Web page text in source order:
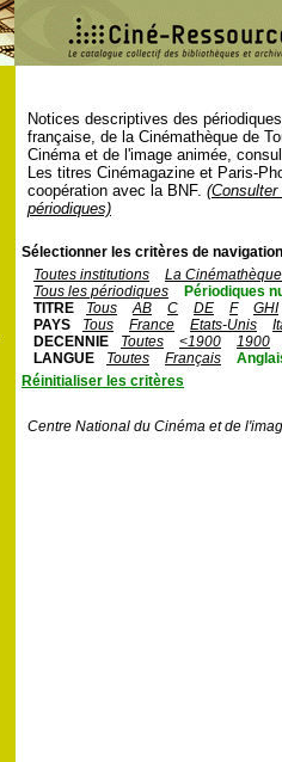
Notices descriptives des
française, de la Cinémathèque de
Cinéma et de l'image animée,
Les titres Cinémagazine et Paris-
coopération avec la BNF.
périodiques)
Sélectionner les critères de
Toutes institutions
La
Tous les périodiques
Périodiques
TITRE
Tous AB C DE F
GHI
PAYS
Tous France Etats-Unis
DECENNIE
Toutes <1900
1900
LANGUE
Toutes Français
Réinitialiser les critères
Centre National du Cinéma et de